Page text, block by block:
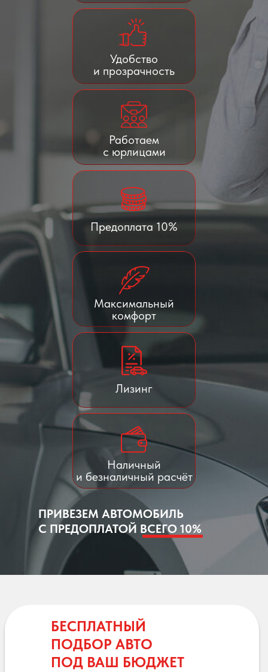
Максимальный
комфорт
Удобство
и прозрачность
Работаем
с юрлицами
Предоплата 10%
Лизинг
Наличный
и безналичный расчёт
ПРИВЕЗЕМ АВТОМОБИЛЬ
С ПРЕДОПЛАТОЙ ВСЕГО 10%
БЕСПЛАТНЫЙ
ПОДБОР АВТО
ПОД ВАШ БЮДЖЕТ